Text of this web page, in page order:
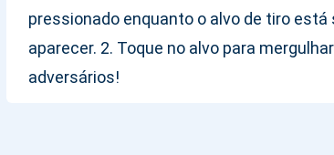
pressionado enquanto o alvo de tiro
aparecer. 2. Toque no alvo para
adversários!